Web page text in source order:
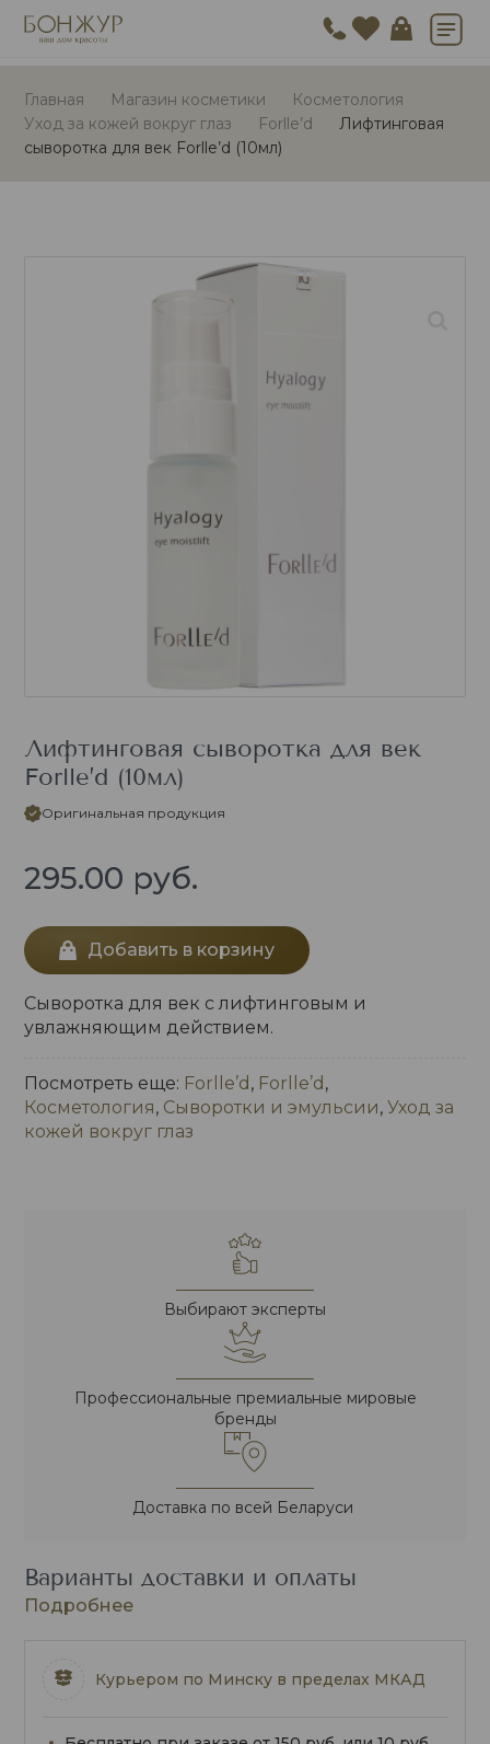
Главная Магазин косметики
Косметология
Уход за кожей вокруг глаз
Forlle’d
Лифтинговая
сыворотка для век Forlle’d (10мл)
Лифтинговая сыворотка для век
Forlle’d (10мл)
Оригинальная продукция
295.00 руб.
Добавить в корзину
Сыворотка для век с лифтинговым и
увлажняющим действием.
Посмотреть еще: Forlle’d , Forlle’d ,
Косметология, Сыворотки и эмульсии,Уход за
кожей вокруг глаз
Выбирают эксперты
Профессиональные премиальные мировые
бренды
Доставка по всей Беларуси
Варианты доставки и оплаты
Подробнее
Курьером по Минску в пределах МКАД